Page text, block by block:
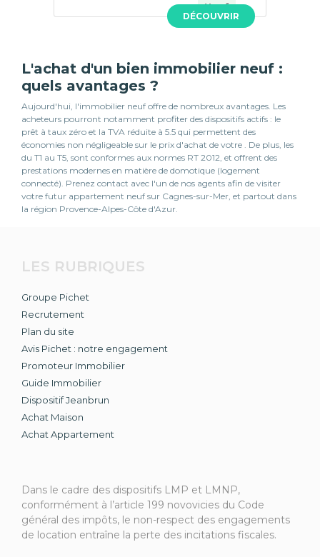
DÉCOUVRIR
Neuf
L'achat d'un bien immobilier neuf :
quels avantages ?
Aujourd'hui, l'immobilier neuf offre de nombreux avantages. Les
acheteurs pourront notamment profiter des dispositifs actifs : le
prêt à taux zéro et la TVA réduite à 5.5 qui permettent des
économies non négligeable sur le prix d'achat de votre . De plus, les
du T1 au T5, sont conformes aux normes RT 2012, et offrent des
prestations modernes en matière de domotique (logement
connecté). Prenez contact avec l'un de nos agents afin de visiter
votre futur appartement neuf sur Cagnes-sur-Mer, et partout dans
la région Provence-Alpes-Côte d'Azur.
LES RUBRIQUES
Groupe Pichet
Recrutement
Plan du site
Avis Pichet : notre engagement
Promoteur Immobilier
Guide Immobilier
Dispositif Jeanbrun
Achat Maison
Achat Appartement
Dans le cadre des dispositifs LMP et LMNP,
conformément à l’article 199 novovicies du Code
général des impôts, le non-respect des engagements
de location entraîne la perte des incitations fiscales.